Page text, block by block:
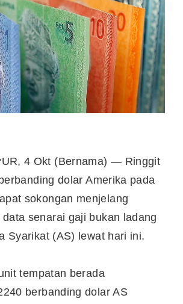
4 Okt (Bernama) — Ringgit
dolar Amerika pada
sokongan menjelang
senarai gaji bukan ladang
Syarikat (AS) lewat hari ini.
tempatan berada
berbanding dolar AS